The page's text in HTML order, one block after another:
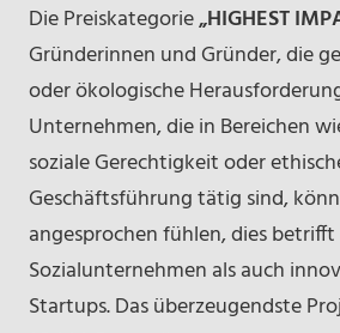
Die Preiskategorie„HIGHEST
Gründerinnen und Gründer, die
oder ökologische
Unternehmen, die in Bereichen
soziale Gerechtigkeit oder
Geschäftsführung tätig sind,
angesprochen fühlen, dies
Sozialunternehmen als auch
Startups. Das überzeugendste